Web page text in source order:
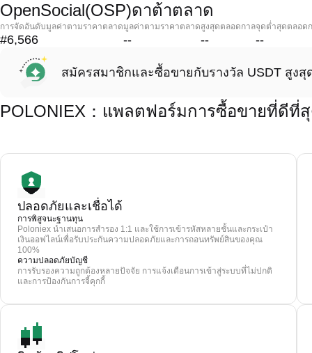
OpenSocial(OSP)ดาต้าตลาด
การจัดอันดับมูลค่าตามราคาตลาด
#6,566
มูลค่าตามราคาตลาด
--
สูงสุดตลอดกาล
--
จุดต่ำสุดตลอด
--
สมัครสมาชิกและซื้อขายกับรางวัล USDT สูงสุ
POLONIEX：แพลตฟอร์มการซื้อขายที่ดีที่สุ
ปลอดภัยและเชื่อได้
การพิสูจนะฐานทุน
Poloniex นำเสนอการสำรอง 1:1 และใช้การเข้ารหัสหลายชั้นและกระเป๋า
เงินออฟไลน์เพื่อรับประกันความปลอดภัยและการถอนทรัพย์สินของคุณ
100%
ความปลอดภัยบัญชี
การรับรองความถูกต้องหลายปัจจัย การแจ้งเตือนการเข้าสู่ระบบที่ไม่ปกติ
และการป้องกันการจี้คุกกี้